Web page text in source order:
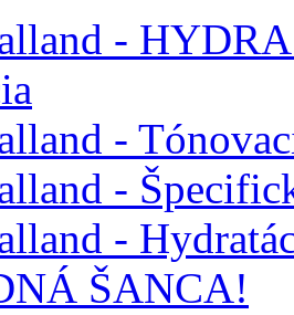
-
-
-
-
ŠANCA!